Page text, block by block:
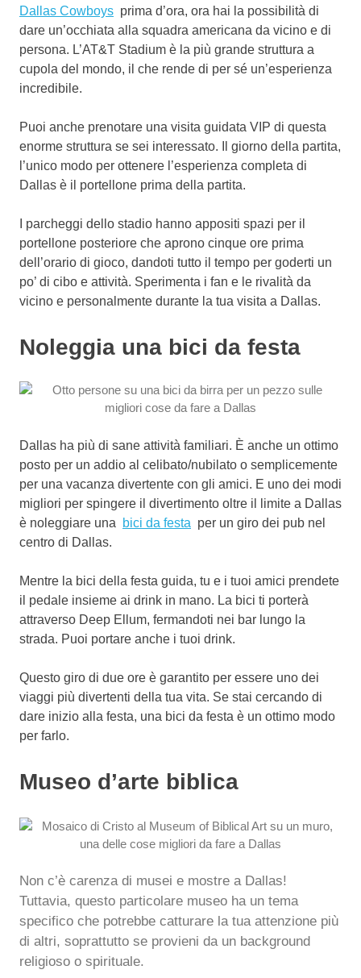
Dallas Cowboys prima d’ora, ora hai la possibilità di
dare un’occhiata alla squadra americana da vicino e di
persona. L’AT&T Stadium è la più grande struttura a
cupola del mondo, il che rende di per sé un’esperienza
incredibile.
Puoi anche prenotare una visita guidata VIP di questa
enorme struttura se sei interessato.
Il giorno della partita,
l’unico modo per ottenere l’esperienza completa di
Dallas è il portellone prima della partita.
I parcheggi dello stadio hanno appositi spazi per il
portellone posteriore che aprono cinque ore prima
dell’orario di gioco, dandoti tutto il tempo per goderti un
po’ di cibo e attività. Sperimenta i fan e le rivalità da
vicino e personalmente durante la tua visita a Dallas.
Noleggia una bici da festa
Dallas ha più di sane attività familiari. È anche un ottimo
posto per un addio al celibato/nubilato o semplicemente
per una vacanza divertente con gli amici. E uno dei modi
migliori per spingere il divertimento oltre il limite a Dallas
è noleggiare una bici da festa per un giro dei pub nel
centro di Dallas.
Mentre la bici della festa guida, tu e i tuoi amici prendete
il pedale insieme ai drink in mano. La bici ti porterà
attraverso Deep Ellum, fermandoti nei bar lungo la
strada. Puoi portare anche i tuoi drink.
Questo giro di due ore è garantito per essere uno dei
viaggi più divertenti della tua vita. Se stai cercando di
dare inizio alla festa, una bici da festa è un ottimo modo
per farlo.
Museo d’arte biblica
Non c’è carenza di musei e mostre a Dallas!
Tuttavia, questo particolare museo ha un tema
specifico che potrebbe catturare la tua attenzione più
di altri, soprattutto se provieni da un background
religioso o spirituale.